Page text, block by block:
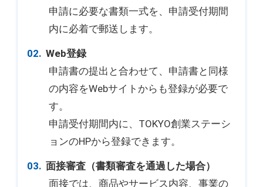
申請に必要な書類一式を、申請受付期間
内に必着で郵送します。
Web登録
申請書の提出と合わせて、申請書と同様
の内容をWebサイトからも登録が必要で
す。
申請受付期間内に、TOKYO創業ステーシ
ョンのHPから登録できます。
面接審査（書類審査を通過した場合）
面接では、商品やサービス内容、事業の